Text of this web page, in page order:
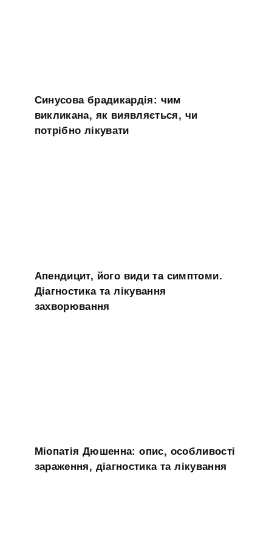
Синусова брадикардія: чим
викликана, як виявляється, чи
потрібно лікувати
Апендицит, його види та симптоми.
Діагностика та лікування
захворювання
Міопатія Дюшенна: опис, особливості
зараження, діагностика та лікування